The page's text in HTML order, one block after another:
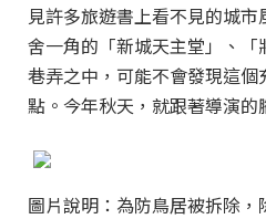
見許多旅遊書上看不見的城
舍一角的「新城天主堂」、
巷弄之中，可能不會發現這
點。今年秋天，就跟著導演的
圖片說明：為防鳥居被拆除